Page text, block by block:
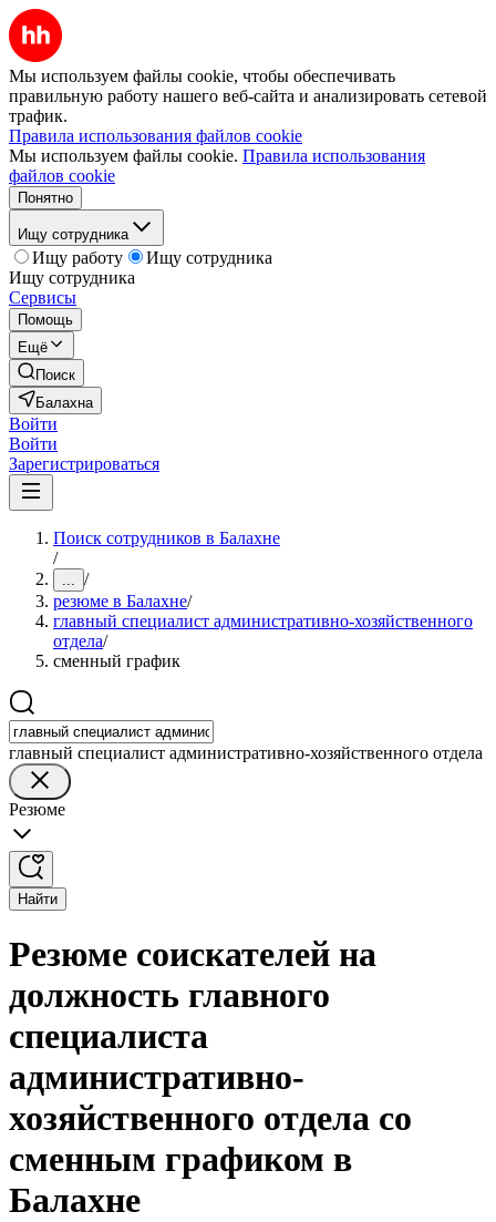
Мы используем файлы cookie, чтобы обеспечивать
правильную работу нашего веб-сайта и анализировать сетевой
трафик.
Правила использования файлов cookie
Мы используем файлы cookie. Правила использования
файлов cookie
Понятно
Ищу сотрудника
Ищу работу
Ищу сотрудника
Ищу сотрудника
Сервисы
Помощь
Ещё
Поиск
Балахна
Войти
Войти
Зарегистрироваться
Поиск сотрудников в Балахне
/
... /
резюме в Балахне/
главный специалист административно-хозяйственного
отдела/
сменный график
главный специалист административно-хозяйственного отдела
Резюме
Найти
Резюме соискателей на
должность главного
специалиста
административно-
хозяйственного отдела со
сменным графиком в
Балахне